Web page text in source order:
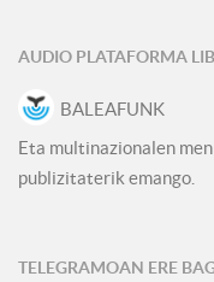
AUDIO PLATAFORMA
BALEAFUNK
Eta multinazionalen
publizitaterik emango.
TELEGRAMOAN ERE